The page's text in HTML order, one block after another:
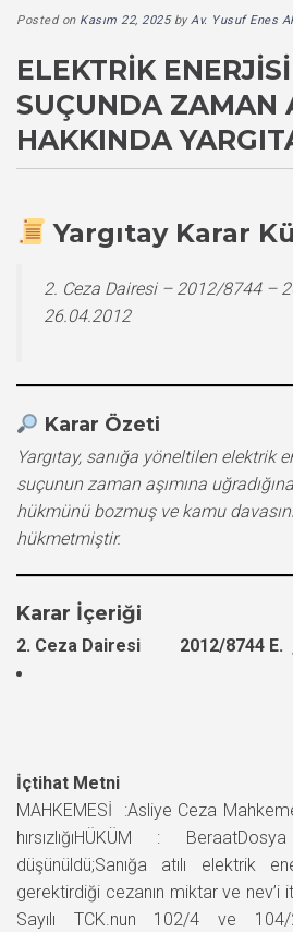
Posted on Kasım 22, 2025byAv. Yusuf Enes
ELEKTRIK
SUÇUNDA ZAMAN
HAKKINDA
Yargıtay Karar
2. Ceza Dairesi – 2012/8744 –
26.04.2012
Karar Özeti
Yargıtay, sanığa yöneltilen elektrik
suçunun zaman aşımına
hükmünü bozmuş ve kamu
hükmetmiştir.
Karar İçeriği
2. Ceza Dairesi 2012/8744 E. ,
İçtihat Metni
MAHKEMESİ :Asliye Ceza
hırsızlığıHÜKÜM :
düşünüldü;Sanığa atılı elektrik
gerektirdiği cezanın miktar ve nev’i
Sayılı TCK.nun 102/4 ve